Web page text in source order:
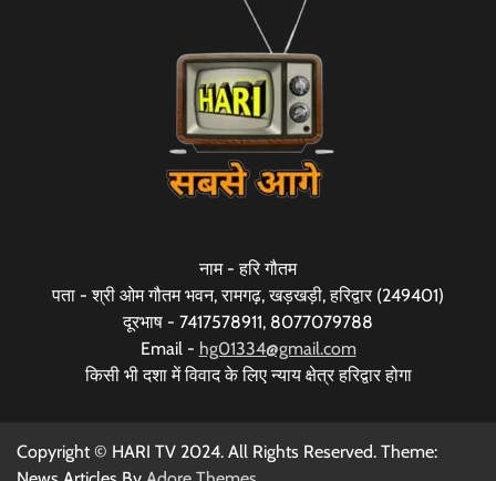
नाम - हरि गौतम
पता - श्री ओम गौतम भवन, रामगढ़, खड़खड़ी, हरिद्वार (249401)
दूरभाष - 7417578911, 8077079788
Email - hg01334@gmail.com
किसी भी दशा में विवाद के लिए न्याय क्षेत्र हरिद्वार होगा
Copyright © HARI TV 2024. All Rights Reserved. Theme: